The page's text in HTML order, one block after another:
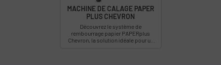
MACHINE DE CALAGE PAPER
PLUS CHEVRON
Découvrez le système de
rembourrage papier PAPERplus
Chevron, la solution idéale pour un